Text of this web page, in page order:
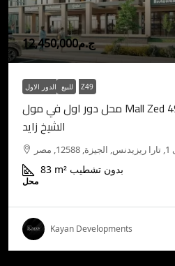
ج.م12,450,000
للبيع الدور الاول Z49
محل دور اول في مول Mall Zed 49 Zayed الحي الاول
الشيخ زايد
83 m² بدون تشطيب
محل
Kayan Developments